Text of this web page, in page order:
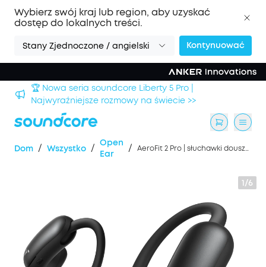
Wybierz swój kraj lub region, aby uzyskać
dostęp do lokalnych treści.
Stany Zjednoczone / angielski Kontynuować
🏆 Nowa seria soundcore Liberty 5 Pro |
Najwyraźniejsze rozmowy na świecie >>
Dom / Wszystko / Open
Ear
/ AeroFit 2 Pro | słuchawki douszne z dwoma trybami: otwartej konstrukcji i redukcji szumów ANC
1/6